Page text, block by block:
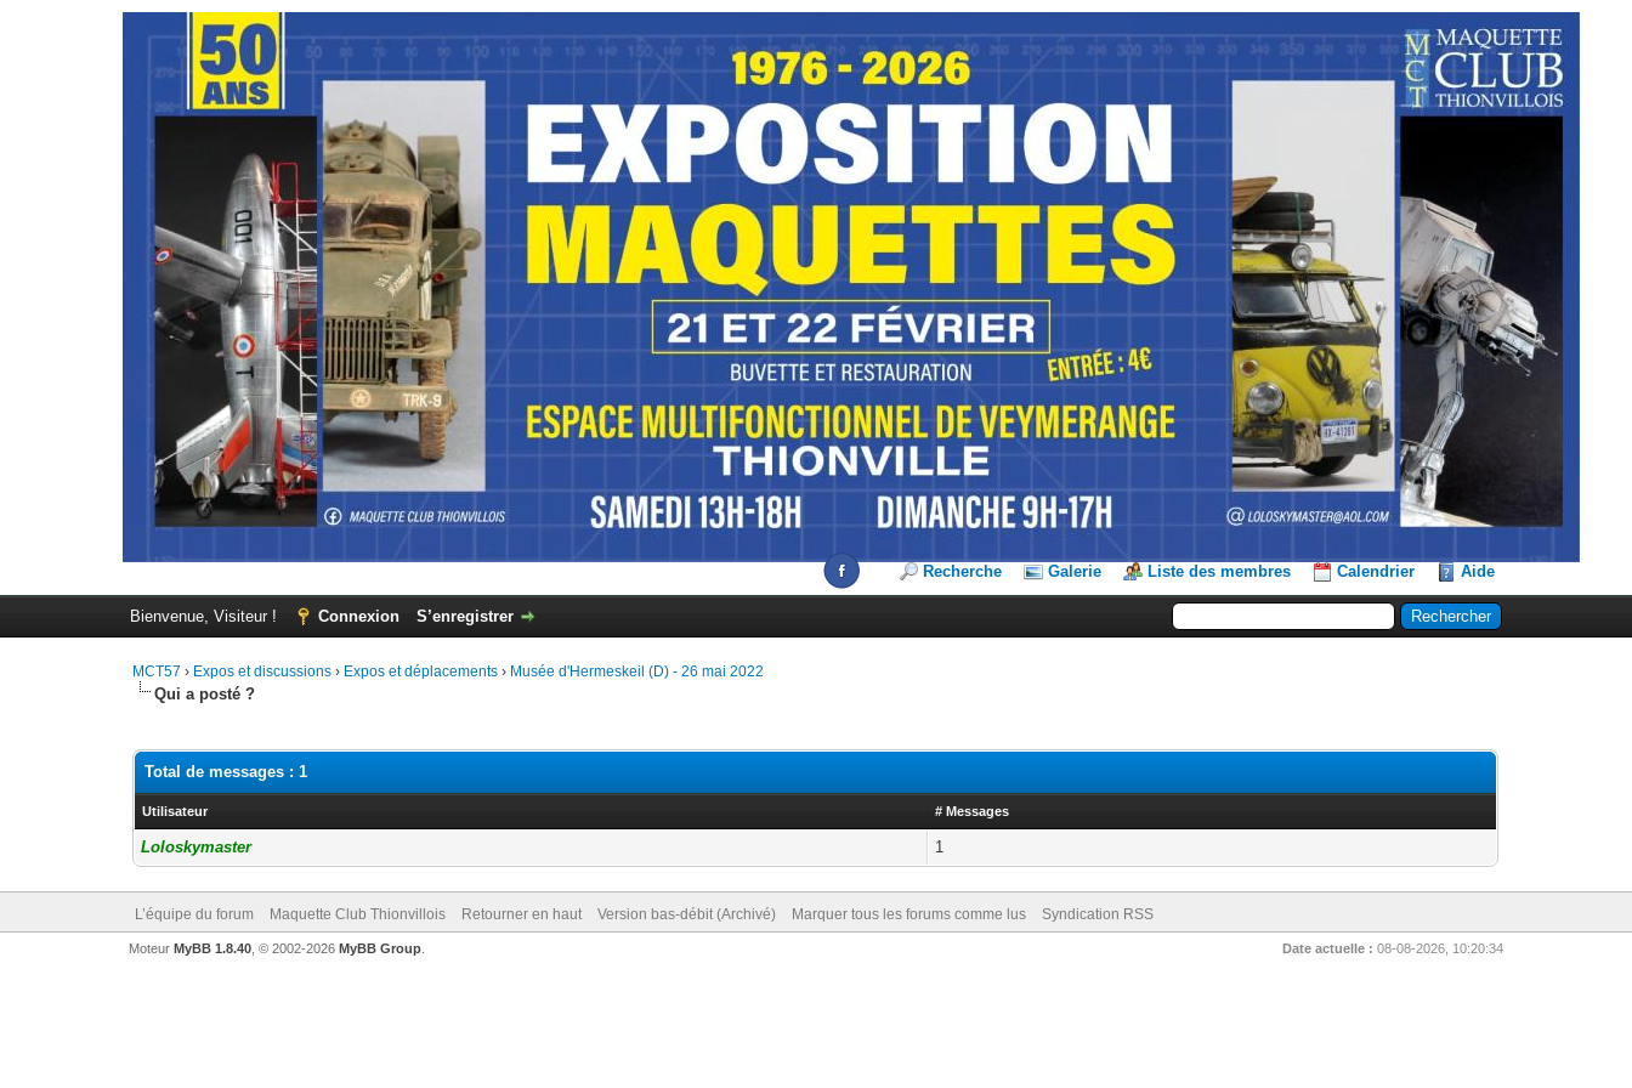
Recherche Galerie Liste des membres Calendrier Aide
Bienvenue, Visiteur ! Connexion S’enregistrer
MCT57 › Expos et discussions › Expos et déplacements › Musée d'Hermeskeil (D) - 26 mai 2022
Qui a posté ?
Total de messages : 1
Utilisateur # Messages
Loloskymaster 1
L’équipe du forum Maquette Club Thionvillois Retourner en haut Version bas-débit (Archivé) Marquer tous les forums comme lus Syndication RSS
Date actuelle : 08-08-2026, 10:20:34
Moteur MyBB 1.8.40, © 2002-2026 MyBB Group.